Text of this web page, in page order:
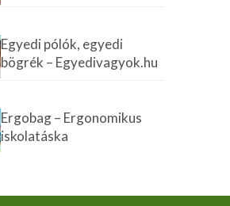
Egyedi pólók, egyedi
bögrék – Egyedivagyok.hu
Ergobag – Ergonomikus
iskolatáska